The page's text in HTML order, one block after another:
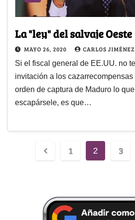
La "ley" del salvaje Oeste
MAYO 26, 2020 CARLOS
Si el fiscal general de EE.UU. no
invitación a los
orden de captura de Maduro lo
escapársele, es que…
1 2 3